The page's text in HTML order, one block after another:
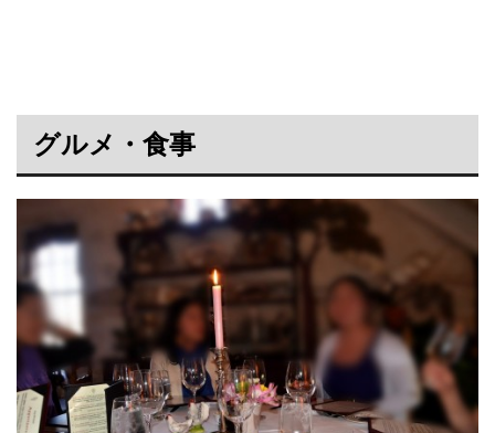
グルメ・食事